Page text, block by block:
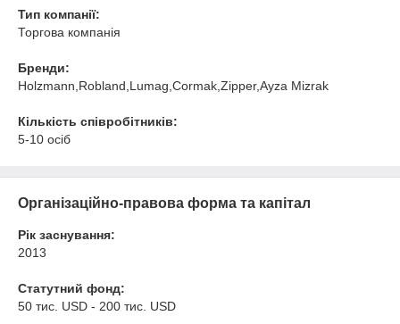
Тип компанії:
Торгова компанія
Бренди:
Holzmann,Robland,Lumag,Cormak,Zipper,Ayza Mizrak
Кількість співробітників:
5-10 осіб
Організаційно-правова форма та капітал
Рік заснування:
2013
Статутний фонд:
50 тис. USD - 200 тис. USD